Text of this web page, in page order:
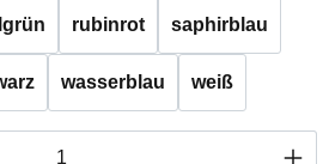
rubinrot saphirblau
wasserblau weiß
den gewünschten